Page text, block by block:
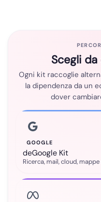
Scegli
Ogni kit raccoglie
la dipendenza da un
dover
GOOGLE
deGoogle Kit
Ricerca, mail, cloud,